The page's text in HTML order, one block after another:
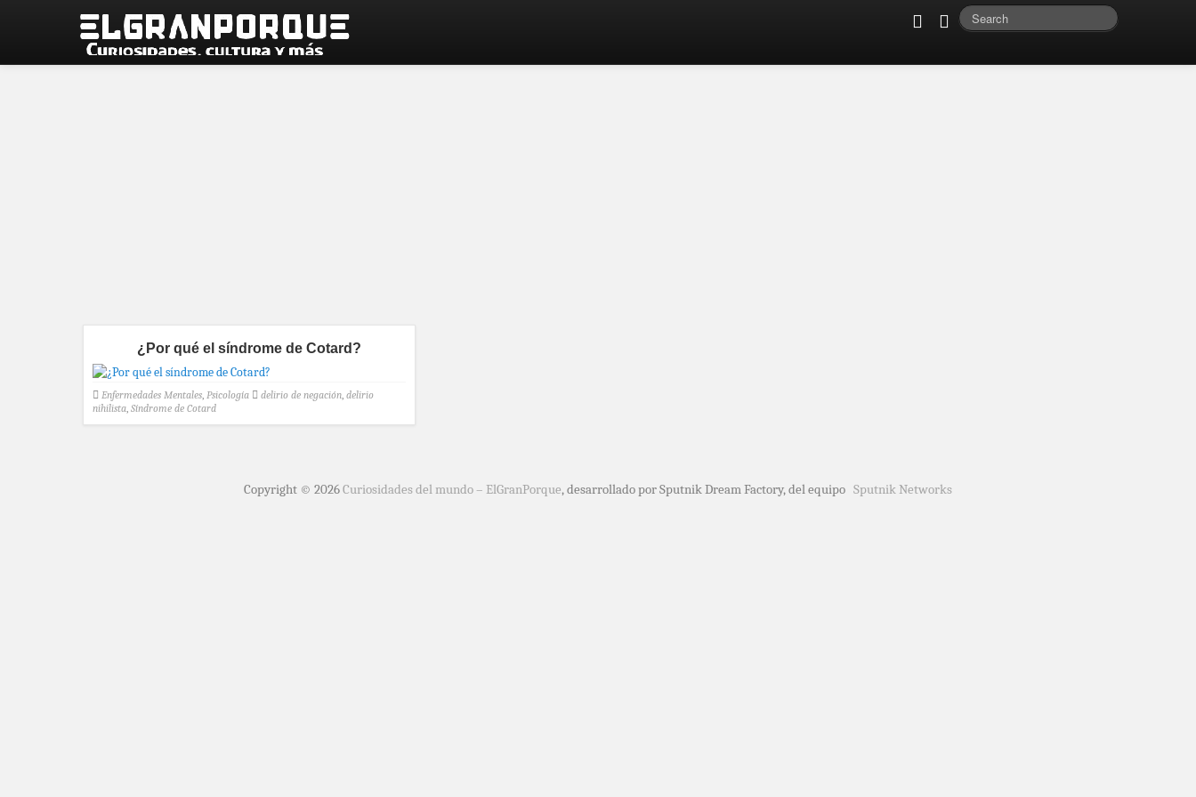
¿Por qué el síndrome de Cotard?
Enfermedades Mentales, Psicología delirio de negación, delirio
nihilista, Síndrome de Cotard
Copyright © 2026Curiosidades del mundo – ElGranPorque, desarrollado por Sputnik Dream Factory, del equipo Sputnik Networks